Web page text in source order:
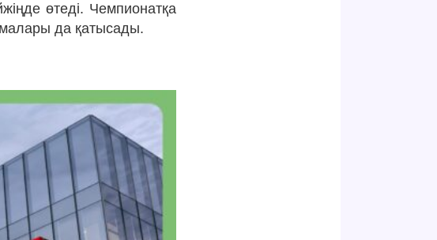
өтеді. Чемпионатқа
да қатысады.